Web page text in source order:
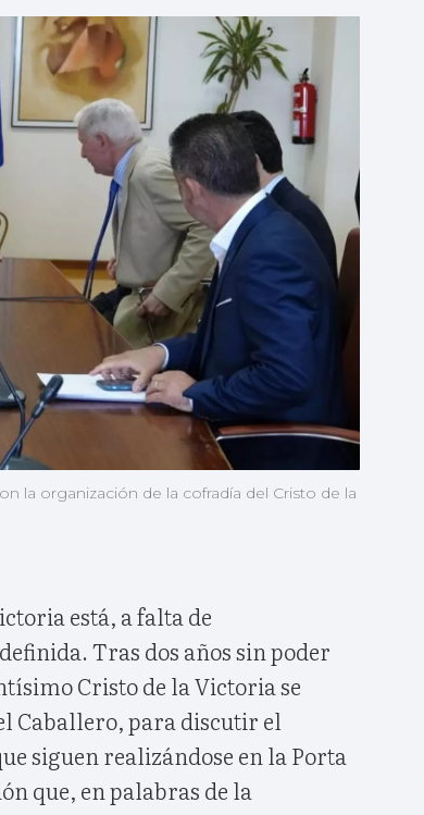
la organización de la cofradía del Cristo de la
está, a falta de
Tras dos años sin poder
Cristo de la Victoria se
Caballero, para discutir el
siguen realizándose en la Porta
que, en palabras de la